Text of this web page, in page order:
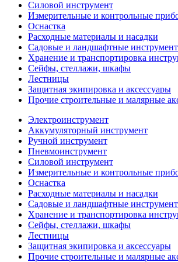
Силовой инструмент
Измерительные и контрольные
Оснастка
Расходные материалы и насадки
Садовые и ландшафтные
Хранение и транспортировка
Сейфы, стеллажи, шкафы
Лестницы
Защитная экипировка и аксессуары
Прочие строительные и малярные
Электроинструмент
Аккумуляторный инструмент
Ручной инструмент
Пневмоинструмент
Силовой инструмент
Измерительные и контрольные
Оснастка
Расходные материалы и насадки
Садовые и ландшафтные
Хранение и транспортировка
Сейфы, стеллажи, шкафы
Лестницы
Защитная экипировка и аксессуары
Прочие строительные и малярные